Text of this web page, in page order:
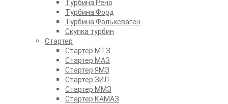
Турбина Рено
Турбина Форд
Турбина Фольксваген
Скупка турбин
Стартер
Стартер МТЗ
Стартер МАЗ
Стартер ЯМЗ
Стартер ЗИЛ
Стартер ММЗ
Стартер КАМАЗ